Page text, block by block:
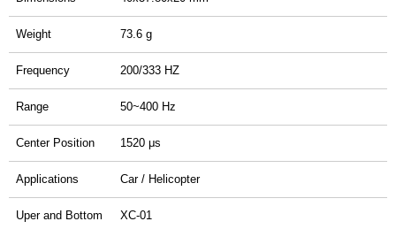
Weight 73.6 g
Frequency 200/333 HZ
Range 50~400 Hz
Center Position 1520 μs
Applications Car / Helicopter
Uper and Bottom
XC-01